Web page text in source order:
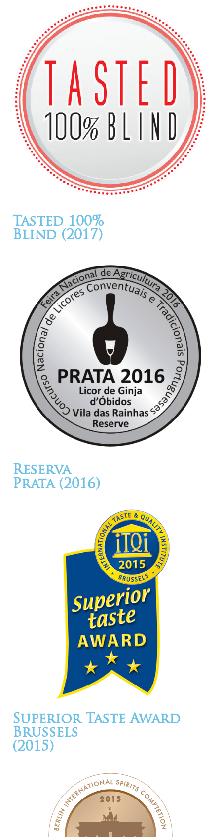
Tasted 100%
Blind (2017)
Reserva
Prata (2016)
Superior Taste Award
Brussels
(2015)